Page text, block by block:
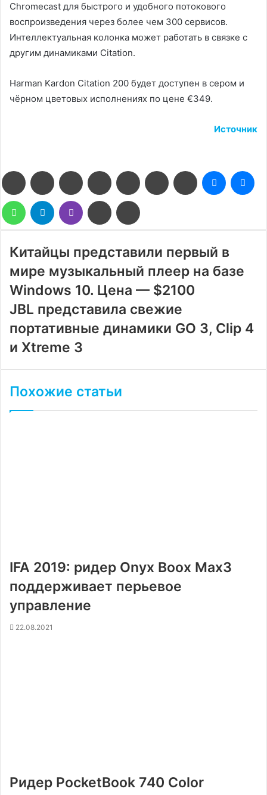
Chromecast для быстрого и удобного потокового
воспроизведения через более чем 300 сервисов.
Интеллектуальная колонка может работать в связке с
другим динамиками Citation.
Harman Kardon Citation 200 будет доступен в сером и
чёрном цветовых исполнениях по цене €349.
Источник
FacebookTwitter LinkedIn Pinterest Reddit ВконтактеОдноклассники
Messenger
WhatsAppTelegram Viber
Поделиться
через
электронную
Китайцы представили первый в
мире музыкальный плеер на базе
Windows 10. Цена — $2100
JBL представила свежие
портативные динамики GO 3, Clip 4
и Xtreme 3
Похожие статьи
IFA 2019: ридер Onyx Boox Max3
поддерживает перьевое
управление
22.08.2021
Ридер PocketBook 740 Color